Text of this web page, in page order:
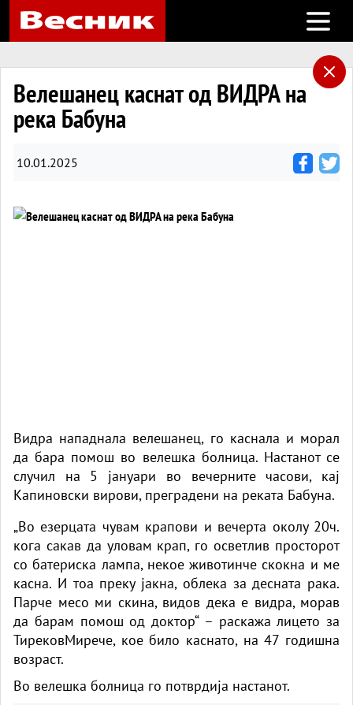
Open
Велешанец каснат од ВИДРА на
река Бабуна
10.01.2025
Видра нападнала велешанец, го каснала и морал
да бара помош во велешка болница. Настанот се
случил на 5 јануари во вечерните часови, кај
Капиновски вирови, преградени на реката Бабуна.
„Во езерцата чувам крапови и вечерта околу 20ч.
кога сакав да уловам крап, го осветлив просторот
со батериска лампа, некое животинче скокна и ме
касна. И тоа преку јакна, облека за десната рака.
Парче месо ми скина, видов дека е видра, морав
да барам помош од доктор“ – раскажа лицето за
ТирековМирече, кое било каснато, на 47 годишна
возраст.
Во велешка болница го потврдија настанот.